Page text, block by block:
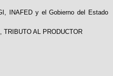
INAFED y el Gobierno del Estado
TRIBUTO AL PRODUCTOR